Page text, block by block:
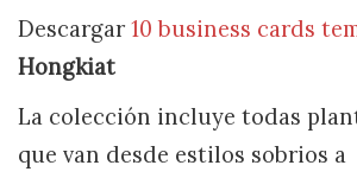
Descargar 10 business cards
Hongkiat
La colección incluye todas
que van desde estilos sobrios a